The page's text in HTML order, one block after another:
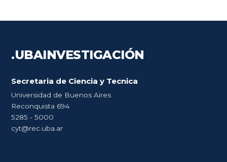
.UBAINVESTIGACIÓN
Secretaria de Ciencia y Tecnica
Universidad de Buenos Aires
Reconquista 694
5285 - 5000
cyt@rec.uba.ar